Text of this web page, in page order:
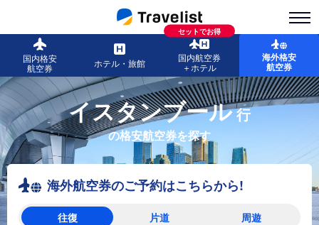
国内格安
航空券
ホテル・旅館
セットでお得
国内航空券
＋ホテル
海外格安
航空券
イスタンブール行
の格安航空券を探す
海外航空券のご予約はこちらから!
往復 片道 周遊